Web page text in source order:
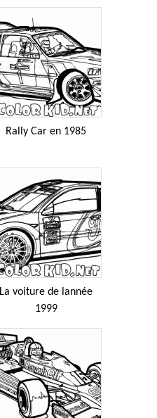
Rally Car en 1985
La voiture de lannée
1999